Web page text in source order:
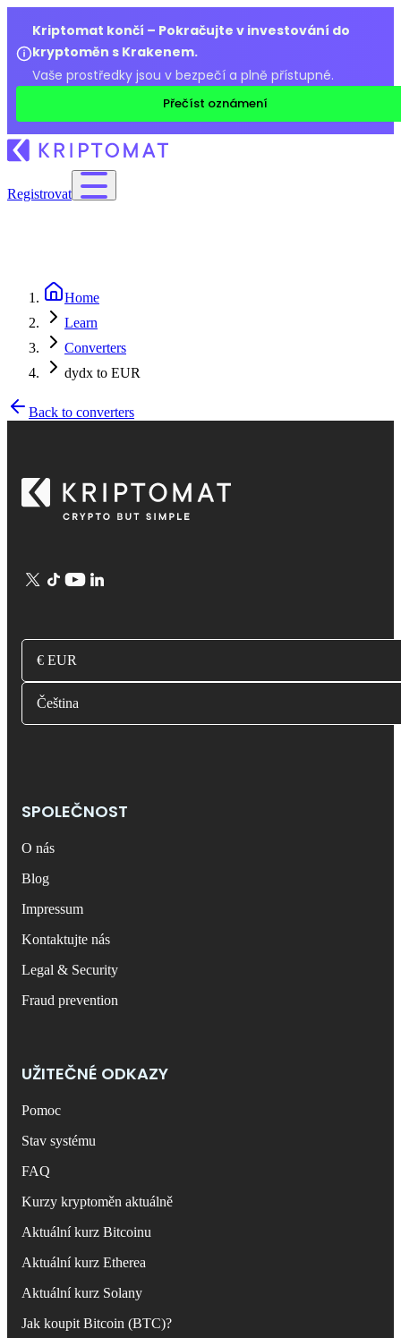
Kriptomat končí – Pokračujte v investování do
kryptoměn s Krakenem.
Vaše prostředky jsou v bezpečí a plně přístupné.
Přečíst oznámení
Registrovat
Home
Learn
Converters
dydx to EUR
Back to converters
€ EUR
Čeština
SPOLEČNOST
O nás
Blog
Impressum
Kontaktujte nás
Legal & Security
Fraud prevention
UŽITEČNÉ ODKAZY
Pomoc
Stav systému
FAQ
Kurzy kryptoměn aktuálně
Aktuální kurz Bitcoinu
Aktuální kurz Etherea
Aktuální kurz Solany
Jak koupit Bitcoin (BTC)?